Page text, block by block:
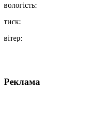
вологість:
тиск:
вітер:
Реклама